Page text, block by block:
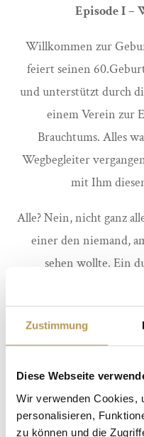
Zustimmung
Diese Webseite
Wir verwenden Cookies,
personalisieren,
zu können und die
Episode I –
Willkommen zur
feiert seinen
und unterstützt durch
einem Verein zur
Brauchtums. Alles
Wegbegleiter
mit Ihm
Alle? Nein, nicht ganz
einer den niemand,
sehen wollte. Ein
Vergangenheit, der
fürchterlichen Fluch
Erleben Sie einen